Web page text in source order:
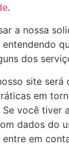
.
a nossa
dos
site será
em
você tiver
dados do
em